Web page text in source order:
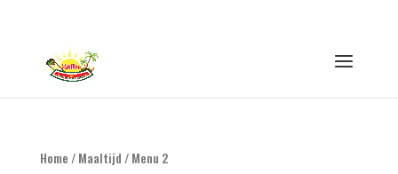
Home / Maaltijd / Menu 2